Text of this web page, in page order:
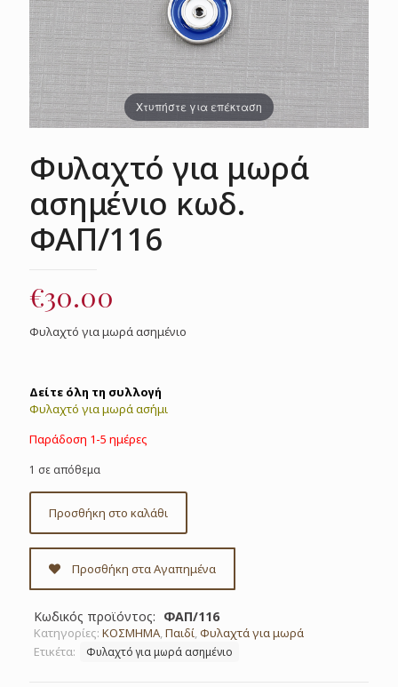
Χτυπήστε για επέκταση
Φυλαχτό για μωρά
ασημένιο κωδ.
ΦΑΠ/116
€30.00
Φυλαχτό για μωρά ασημένιο
Δείτε όλη τη συλλογή
Φυλαχτό για μωρά ασήμι
Παράδοση 1-5 ημέρες
1 σε απόθεμα
Προσθήκη στο καλάθι
Προσθήκη στα Αγαπημένα
Κωδικός προϊόντος: ΦΑΠ/116
Κατηγορίες: ΚΟΣΜΗΜΑ,Παιδί,Φυλαχτά για μωρά
Ετικέτα:
Φυλαχτό για μωρά ασημένιο